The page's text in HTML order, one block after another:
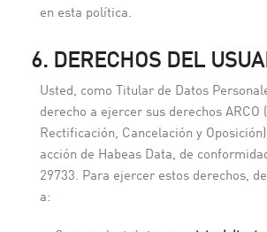
en esta política.
6. DERECHOS DEL
Usted, como Titular de Datos
derecho a ejercer sus derechos ARCO
Rectificación, Cancelación y
acción de Habeas Data, de
29733. Para ejercer estos derechos,
a: